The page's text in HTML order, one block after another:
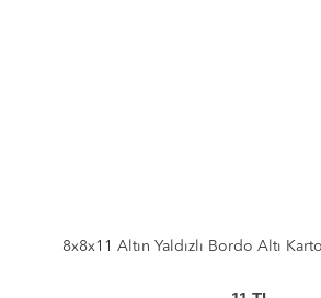
8x8x11 Altın Yaldızlı Bordo Altı